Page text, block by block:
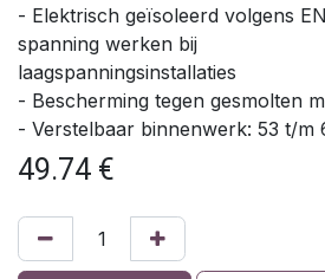
- Elektrisch geïsoleerd volgens
spanning werken bij
laagspanningsinstallaties
- Bescherming tegen gesmolten
- Verstelbaar binnenwerk: 53 t/m
49.74 €